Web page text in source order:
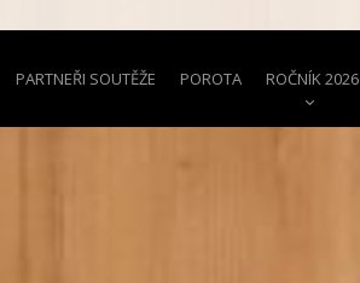
PARTNEŘI SOUTĚŽE POROTA ROČNÍK 2026